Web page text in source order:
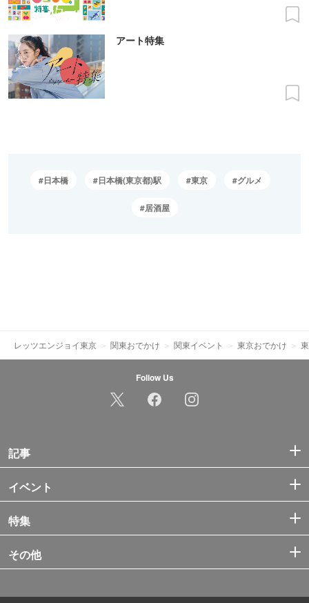
アート特集
日本橋 日本橋(東京都)駅 東京 グルメ
居酒屋
レッツエンジョイ東京 関東おでかけ 関東イベント 東京おでかけ
Follow Us
記事
イベント
特集
その他